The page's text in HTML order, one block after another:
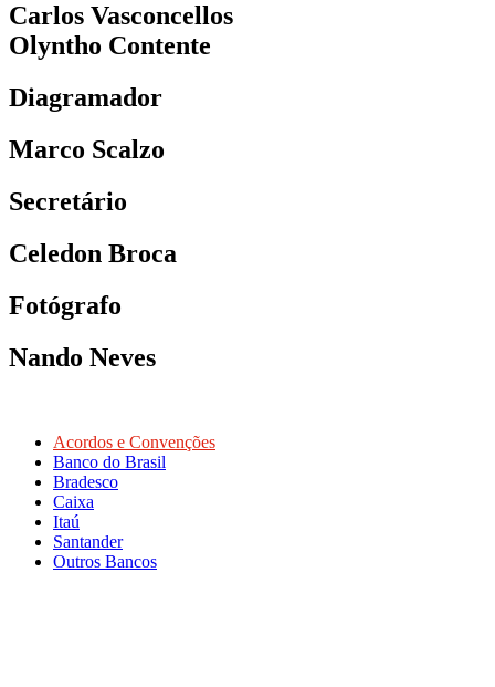
Carlos Vasconcellos
Olyntho Contente
Diagramador
Marco Scalzo
Secretário
Celedon Broca
Fotógrafo
Nando Neves
Acordos e Convenções
Banco do Brasil
Bradesco
Caixa
Itaú
Santander
Outros Bancos